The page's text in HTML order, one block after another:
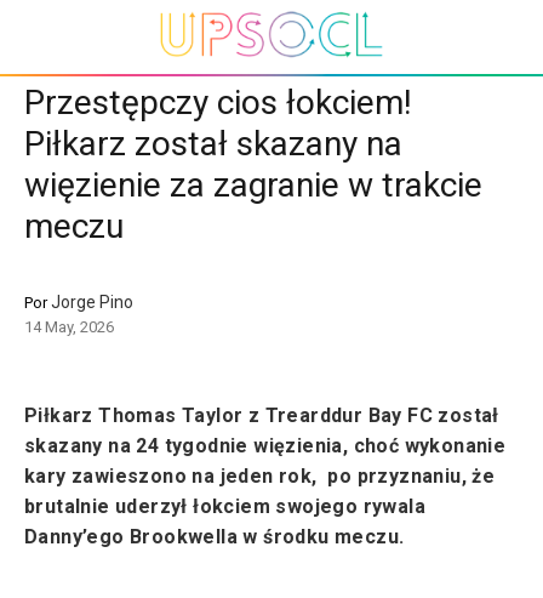
Przestępczy cios łokciem!
Piłkarz został skazany na
więzienie za zagranie w trakcie
meczu
PorJorge Pino
14 May, 2026
Piłkarz Thomas Taylor z Trearddur Bay FC został
skazany na 24 tygodnie więzienia, choć wykonanie
kary zawieszono na jeden rok, po przyznaniu, że
brutalnie uderzył łokciem swojego rywala
Danny’ego Brookwella w środku meczu.